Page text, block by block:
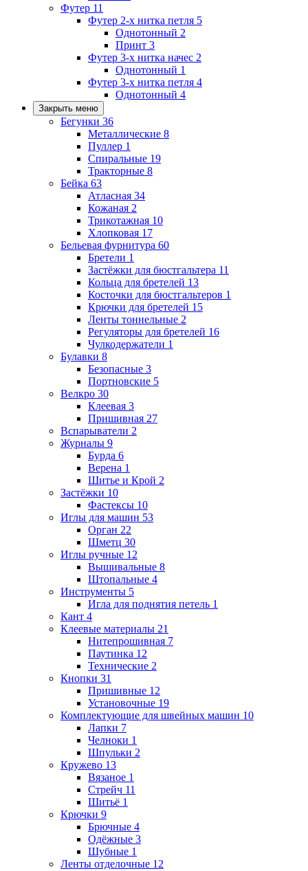
Футер 11
Футер 2-х нитка петля 5
Однотонный 2
Принт 3
Футер 3-х нитка начес 2
Однотонный 1
Футер 3-х нитка петля 4
Однотонный 4
Закрыть меню
Бегунки 36
Металлические 8
Пуллер 1
Спиральные 19
Тракторные 8
Бейка 63
Атласная 34
Кожаная 2
Трикотажная 10
Хлопковая 17
Бельевая фурнитура 60
Бретели 1
Застёжки для бюстгальтера 11
Кольца для бретелей 13
Косточки для бюстгальтеров 1
Крючки для бретелей 15
Ленты тоннельные 2
Регуляторы для бретелей 16
Чулкодержатели 1
Булавки 8
Безопасные 3
Портновские 5
Велкро 30
Клеевая 3
Пришивная 27
Вспарыватели 2
Журналы 9
Бурда 6
Верена 1
Шитье и Крой 2
Застёжки 10
Фастексы 10
Иглы для машин 53
Орган 22
Шметц 30
Иглы ручные 12
Вышивальные 8
Штопальные 4
Инструменты 5
Игла для поднятия петель 1
Кант 4
Клеевые материалы 21
Нитепрошивная 7
Паутинка 12
Технические 2
Кнопки 31
Пришивные 12
Установочные 19
Комплектующие для швейных машин 10
Лапки 7
Челноки 1
Шпульки 2
Кружево 13
Вязаное 1
Стрейч 11
Шитьё 1
Крючки 9
Брючные 4
Одёжные 3
Шубные 1
Ленты отделочные 12